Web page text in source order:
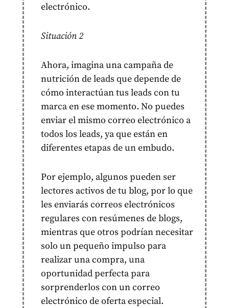
electrónico.
Situación 2
Ahora, imagina una campaña de
nutrición de leads que depende de
cómo interactúan tus leads con tu
marca en ese momento. No puedes
enviar el mismo correo electrónico a
todos los leads, ya que están en
diferentes etapas de un embudo.
Por ejemplo, algunos pueden ser
lectores activos de tu blog, por lo que
les enviarás correos electrónicos
regulares con resúmenes de blogs,
mientras que otros podrían necesitar
solo un pequeño impulso para
realizar una compra, una
oportunidad perfecta para
sorprenderlos con un correo
electrónico de oferta especial.